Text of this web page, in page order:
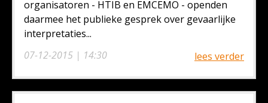
07-12-2015 | 14:30
organisatoren - HTIB en EMCEMO - openden
daarmee het publieke gesprek over gevaarlijke
interpretaties...
lees verder